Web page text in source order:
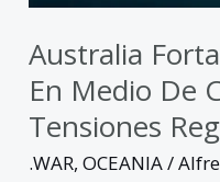
Australia
En Medio De
Tensiones
.WAR,OCEANIA/
regionales